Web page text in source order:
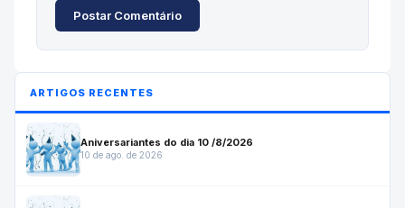
Postar Comentário
ARTIGOS RECENTES
Aniversariantes do dia 10 /8/2026
10 de ago. de 2026